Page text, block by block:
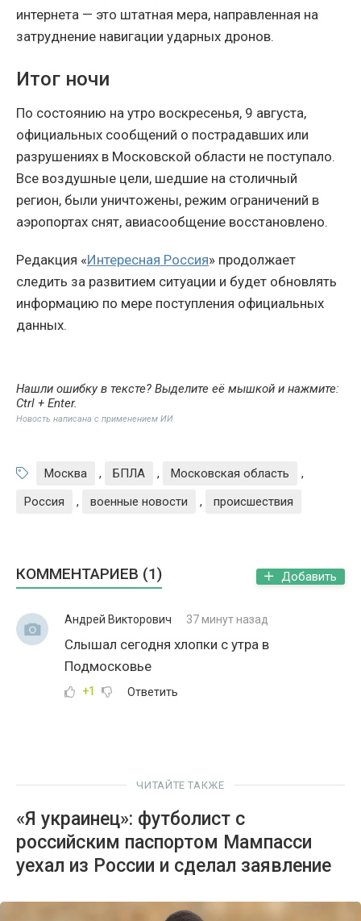
интернета — это штатная мера, направленная на
затруднение навигации ударных дронов.
Итог ночи
По состоянию на утро воскресенья, 9 августа,
официальных сообщений о пострадавших или
разрушениях в Московской области не поступало.
Все воздушные цели, шедшие на столичный
регион, были уничтожены, режим ограничений в
аэропортах снят, авиасообщение восстановлено.
Редакция «Интересная Россия» продолжает
следить за развитием ситуации и будет обновлять
информацию по мере поступления официальных
данных.
Нашли ошибку в тексте? Выделите её мышкой и нажмите:
Ctrl + Enter.
Новость написана с применением ИИ
Москва , БПЛА , Московская область
,
Россия
, военные новости , происшествия
КОММЕНТАРИЕВ (1) Добавить
Андрей Викторович 37 минут назад
Слышал сегодня хлопки с утра в
Подмосковье
+1 Ответить
ЧИТАЙТЕ ТАКЖЕ
«Я украинец»: футболист с
российским паспортом Мампасси
уехал из России и сделал заявление